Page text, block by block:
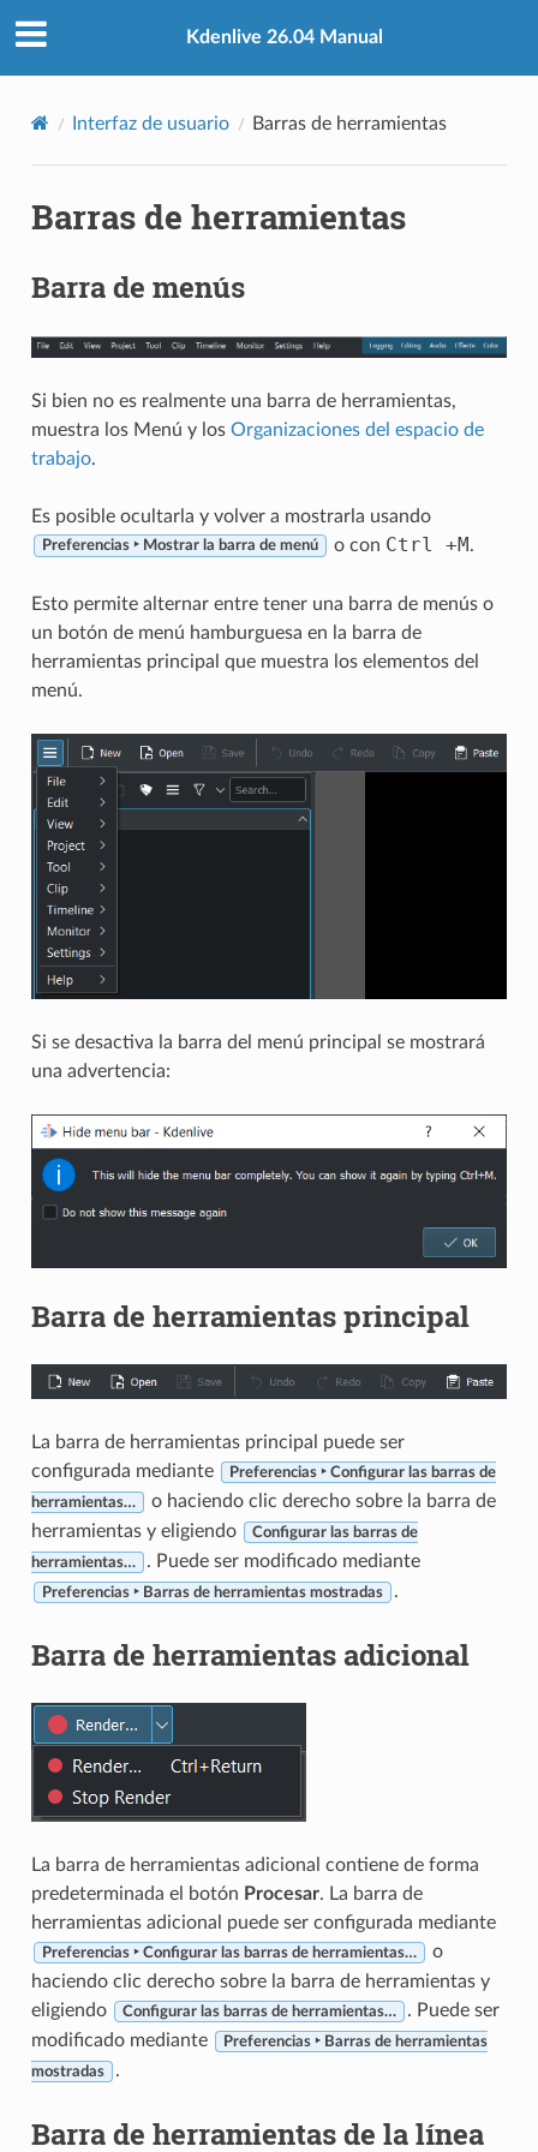
Kdenlive 26.04 Manual
Interfaz de usuario Barras de herramientas
Barras de herramientas
Barra de menús
Si bien no es realmente una barra de herramientas,
muestra los Menú y los Organizaciones del espacio de
trabajo.
Es posible ocultarla y volver a mostrarla usando
Preferencias ‣ Mostrar la barra de menú o con Ctrl +M.
Esto permite alternar entre tener una barra de menús o
un botón de menú hamburguesa en la barra de
herramientas principal que muestra los elementos del
menú.
Si se desactiva la barra del menú principal se mostrará
una advertencia:
Barra de herramientas principal
La barra de herramientas principal puede ser
configurada mediante
Preferencias ‣ Configurar las barras de
herramientas…
o haciendo clic derecho sobre la barra de
herramientas y eligiendo
Configurar las barras de
herramientas… . Puede ser modificado mediante
Preferencias ‣ Barras de herramientas mostradas .
Barra de herramientas adicional
La barra de herramientas adicional contiene de forma
predeterminada el botón Procesar. La barra de
herramientas adicional puede ser configurada mediante
Preferencias ‣ Configurar las barras de herramientas…
o
haciendo clic derecho sobre la barra de herramientas y
eligiendo
Configurar las barras de herramientas…
. Puede ser
modificado mediante
Preferencias ‣ Barras de herramientas
mostradas .
Barra de herramientas de la línea